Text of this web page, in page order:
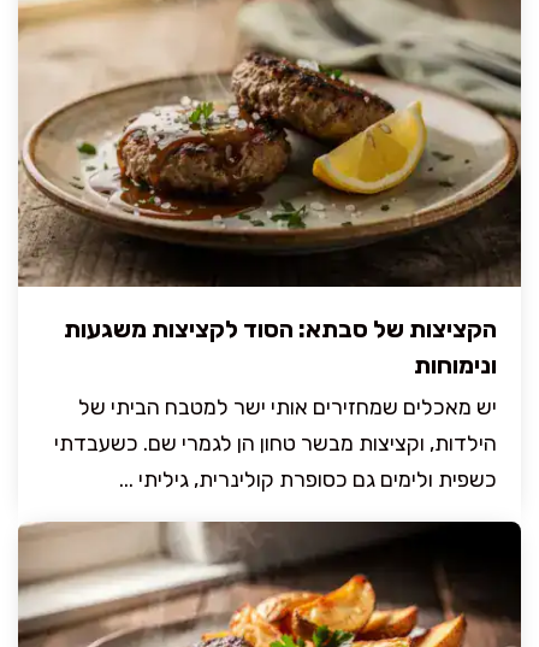
הקציצות של סבתא: הסוד לקציצות משגעות
ונימוחות
יש מאכלים שמחזירים אותי ישר למטבח הביתי של
הילדות, וקציצות מבשר טחון הן לגמרי שם. כשעבדתי
כשפית ולימים גם כסופרת קולינרית, גיליתי ...